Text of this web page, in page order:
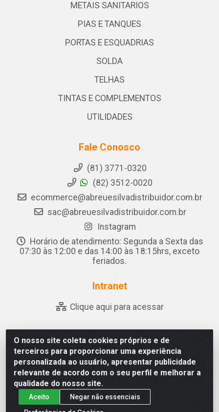
O nosso site coleta cookies próprios e de
terceiros para proporcionar uma experiência
personalizada ao usuário, apresentar publicidade
relevante de acordo com o seu perfil e melhorar a
qualidade do nosso site.
Aceito
Negar não essenciais
METAIS SANITARIOS
PIAS E TANQUES
PORTAS E ESQUADRIAS
SOLDA
TELHAS
TINTAS E COMPLEMENTOS
UTILIDADES
Fale Conosco
(81) 3771-0320
(82) 3512-0020
ecommerce@abreuesilvadistribuidor.com.br
sac@abreuesilvadistribuidor.com.br
Instagram
Horário de atendimento: Segunda a Sexta das
07:30 às 12:00 e das 14:00 às 18:15hrs, exceto
feriados.
Intranet
Clique aqui para acessar
Abreu & Silva - Rua Padre Jose de Souza Leite, 265 -
Ariado, Olho D'Água das Flores/AL - CEP 57.442-000 -
CNPJ 04.790.656/0001-06